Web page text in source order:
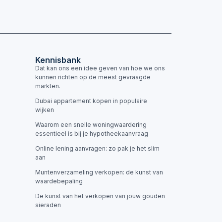
Kennisbank
Dat kan ons een idee geven van hoe we ons
kunnen richten op de meest gevraagde
markten.
Dubai appartement kopen in populaire
wijken
Waarom een snelle woningwaardering
essentieel is bij je hypotheekaanvraag
Online lening aanvragen: zo pak je het slim
aan
Muntenverzameling verkopen: de kunst van
waardebepaling
De kunst van het verkopen van jouw gouden
sieraden